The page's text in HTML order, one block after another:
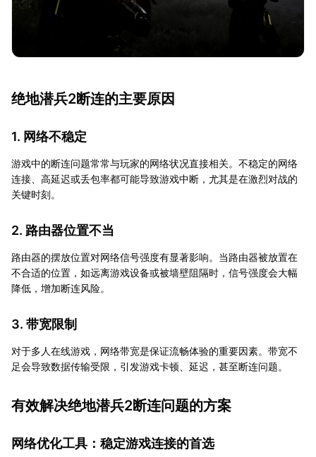
绝地潜兵2断连的主要原因
1. 网络不稳定
游戏中的断连问题常常与玩家的网络状况直接相关。不稳定的网络
连接、高延迟或丢包率都可能导致游戏中断，尤其是在激烈对战的
关键时刻。
2. 路由器位置不当
路由器的摆放位置对网络信号强度有显著影响。当路由器被放置在
不合适的位置，如远离游戏设备或被墙壁阻隔时，信号强度会大幅
降低，增加断连风险。
3. 带宽限制
对于多人在线游戏，网络带宽是保证流畅体验的重要因素。带宽不
足会导致数据传输受限，引发游戏卡顿、延迟，甚至断连问题。
有效解决绝地潜兵2断连问题的方案
网络优化工具：稳定游戏连接的首选